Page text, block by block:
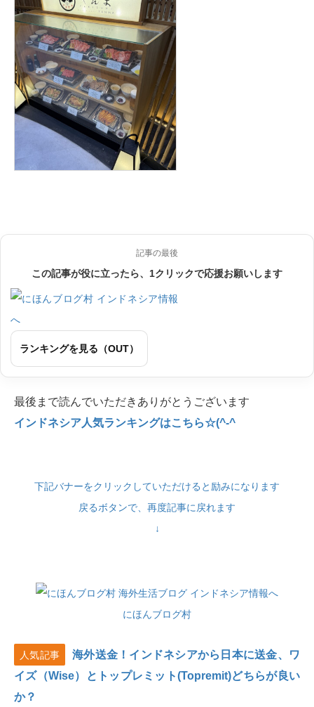
記事の最後
この記事が役に立ったら、1クリックで応援お願いします
ランキングを見る（OUT）
最後まで読んでいただきありがとうございます
インドネシア人気ランキングはこちら☆(^-^
下記バナーをクリックしていただけると励みになります
戻るボタンで、再度記事に戻れます
↓
にほんブログ村
人気記事
海外送金！インドネシアから日本に送金、ワ
イズ（Wise）とトップレミット(Topremit)どちらが良い
か？